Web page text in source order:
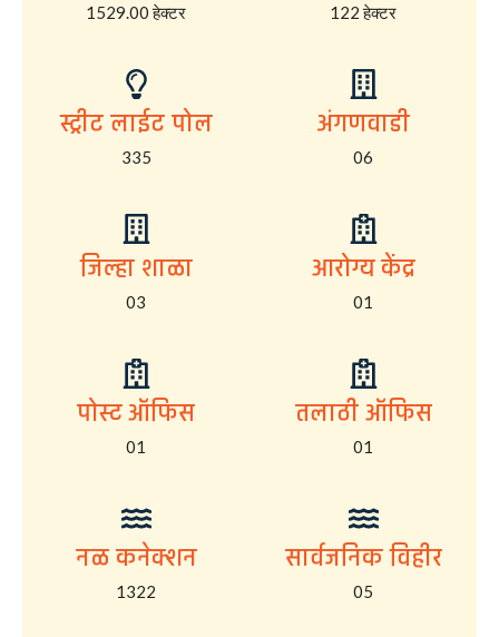
1529.00 हेक्टर 122 हेक्टर
स्ट्रीट लाईट पोल
335
अंगणवाडी
06
जिल्हा शाळा
03
आरोग्य केंद्र
01
पोस्ट ऑफिस
01
तलाठी ऑफिस
01
नळ कनेक्शन
1322
सार्वजनिक विहीर
05